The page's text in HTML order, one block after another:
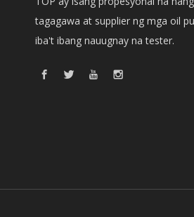
tagagawa at supplier ng mga oil
iba't ibang nauugnay na tester.